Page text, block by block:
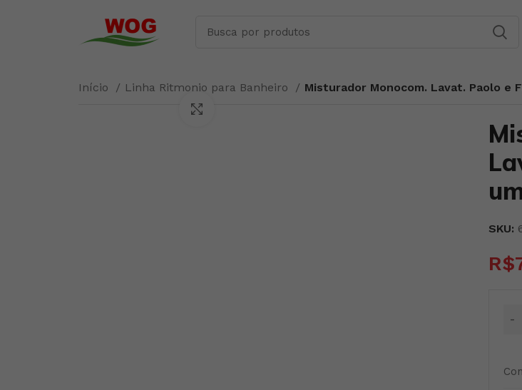
Início Linha Ritmonio para Banheiro Misturador Monocom. Lavat. Paolo e
SKU:
R$